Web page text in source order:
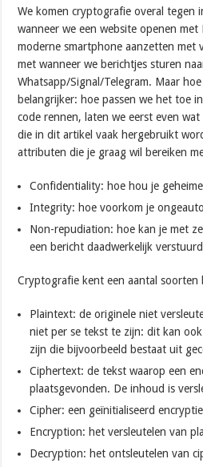
We komen cryptografie overal tegen
wanneer we een website openen met
moderne smartphone aanzetten met
met wanneer we berichtjes sturen
Whatsapp/Signal/Telegram. Maar
belangrijker: hoe passen we het toe
code rennen, laten we eerst even
die in dit artikel vaak hergebruikt
attributen die je graag wil bereiken
Confidentiality: hoe hou je
Integrity: hoe voorkom je
Non-repudiation: hoe kan je met
een bericht daadwerkelijk
Cryptografie kent een aantal soorten
Plaintext: de originele niet
niet per se tekst te zijn: dit kan
zijn die bijvoorbeeld bestaat uit
Ciphertext: de tekst waarop een
plaatsgevonden. De inhoud is
Cipher: een geïnitialiseerd
Encryption: het versleutelen van
Decryption: het ontsleutelen van